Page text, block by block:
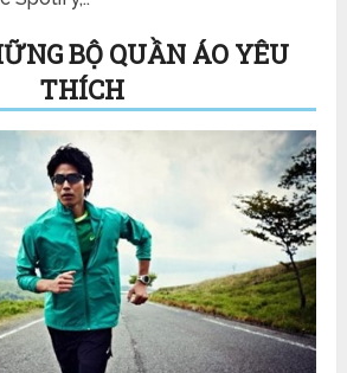
BỘ QUẦN ÁO YÊU
THÍCH